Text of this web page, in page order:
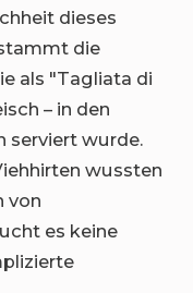
dieses
die
als "Tagliata di
– in den
serviert wurde.
wussten
von
es keine